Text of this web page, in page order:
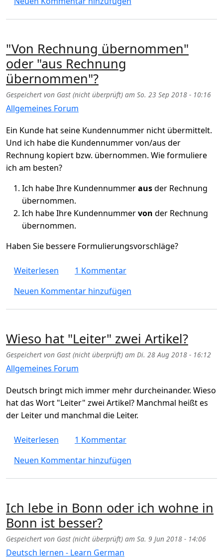
"Von Rechnung übernommen"
oder "aus Rechnung
übernommen"?
Gespeichert von Gast (nicht überprüft) am So. 23 Sep 2018 - 10:16
Allgemeines Forum
Ein Kunde hat seine Kundennummer nicht übermittelt.
Und ich habe die Kundennummer von/aus der
Rechnung kopiert bzw. übernommen. Wie formuliere
ich am besten?
Ich habe Ihre Kundennummerausder Rechnung
übernommen.
Ich habe Ihre Kundennummervon der Rechnung
übernommen.
Haben Sie bessere Formulierungsvorschläge?
Weiterlesen über "Von Rechnung übernommen" oder
1 Kommentar
Neuen Kommentar hinzufügen
Wieso hat "Leiter" zwei Artikel?
Gespeichert von Gast (nicht überprüft) am Di. 28 Aug 2018 - 16:12
Allgemeines Forum
Deutsch bringt mich immer mehr durcheinander. Wieso
hat das Wort "Leiter" zwei Artikel? Manchmal heißt es
der Leiter und manchmal die Leiter.
Weiterlesen über Wieso hat "Leiter" zwei Artikel?
1 Kommentar
Neuen Kommentar hinzufügen
Ich lebe in Bonn oder ich wohne in
Bonn ist besser?
Gespeichert von Gast (nicht überprüft) am Sa. 9 Jun 2018 - 14:06
Deutsch lernen - Learn German